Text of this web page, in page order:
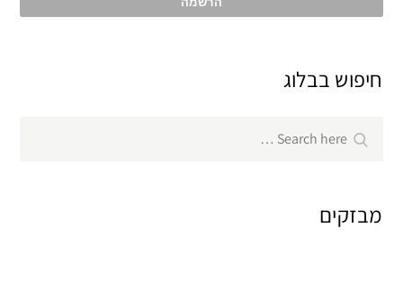
חיפוש בבלוג
for:
Search
מבזקים